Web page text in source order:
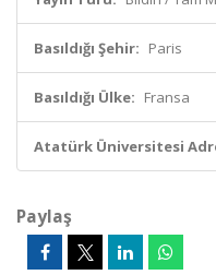
Basıldığı Şehir: Paris
Basıldığı Ülke: Fransa
Atatürk Üniversitesi
Paylaş